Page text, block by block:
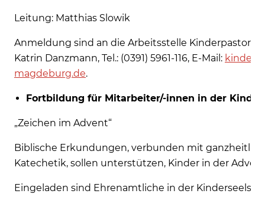
Leitung: Matthias Slowik
Anmeldung sind an die Arbeitsstelle Kinderpastoral
Katrin Danzmann, Tel.: (0391) 5961-116, E-Mail:
magdeburg.de.
Fortbildung für Mitarbeiter/-innen in der
„Zeichen im Advent“
Biblische Erkundungen, verbunden mit
Katechetik, sollen unterstützen, Kinder in der
Eingeladen sind Ehrenamtliche in der